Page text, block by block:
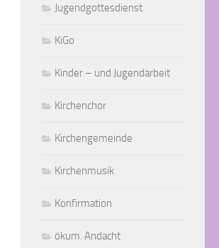
Jugendgottesdienst
KiGo
Kinder – und Jugendarbeit
Kirchenchor
Kirchengemeinde
Kirchenmusik
Konfirmation
ökum. Andacht